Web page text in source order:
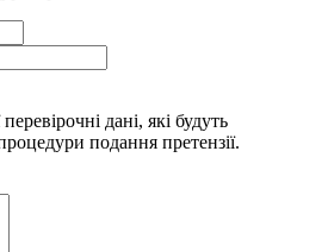
дані, які будуть
подання претензії.